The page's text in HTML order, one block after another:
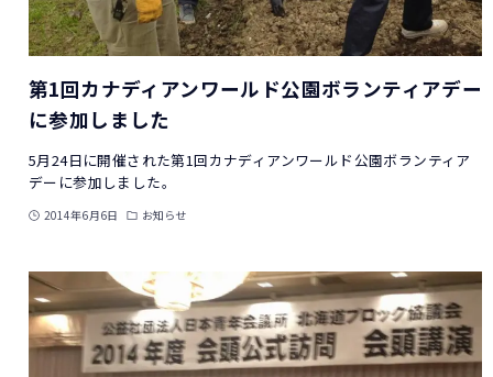
第1回カナディアンワールド公園ボランティアデー
に参加しました
5月24日に開催された第1回カナディアンワールド公園ボランティア
デーに参加しました。
2014年6月6日 お知らせ